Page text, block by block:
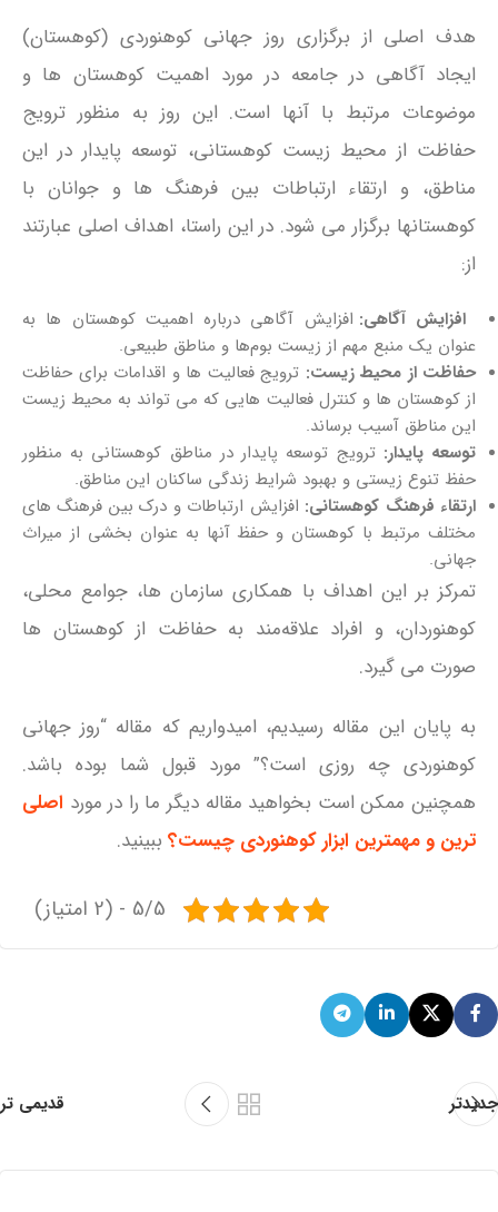
هدف اصلی از برگزاری روز جهانی کوهنوردی (کوهستان)
ایجاد آگاهی در جامعه در مورد اهمیت کوهستان‌ ها و
موضوعات مرتبط با آنها است. این روز به منظور ترویج
حفاظت از محیط زیست کوهستانی، توسعه پایدار در این
مناطق، و ارتقاء ارتباطات بین فرهنگ‌ ها و جوانان با
کوهستانها برگزار می‌ شود. در این راستا، اهداف اصلی عبارتند
از:
افزایش آگاهی: افزایش آگاهی درباره اهمیت کوهستان‌ ها به
عنوان یک منبع مهم از زیست‌ بوم‌ها و مناطق طبیعی.
حفاظت از محیط زیست: ترویج فعالیت‌ ها و اقدامات برای حفاظت
از کوهستان‌ ها و کنترل فعالیت‌ هایی که می‌ تواند به محیط زیست
این مناطق آسیب برساند.
توسعه پایدار: ترویج توسعه پایدار در مناطق کوهستانی به منظور
حفظ تنوع زیستی و بهبود شرایط زندگی ساکنان این مناطق.
ارتقاء فرهنگ کوهستانی: افزایش ارتباطات و درک بین فرهنگ‌ های
مختلف مرتبط با کوهستان و حفظ آنها به عنوان بخشی از میراث
جهانی.
تمرکز بر این اهداف با همکاری سازمان‌ ها، جوامع محلی،
کوهنوردان، و افراد علاقه‌مند به حفاظت از کوهستان‌ ها
صورت می‌ گیرد.
به پایان این مقاله رسیدیم، امیدواریم که مقاله “روز جهانی
کوهنوردی چه روزی است؟” مورد قبول شما بوده باشد.
همچنین ممکن است بخواهید مقاله دیگر ما را در مورد اصلی
ترین و مهمترین ابزار کوهنوردی چیست؟ ببینید.
5/5 - (2 امتیاز)
جدیدتر قدیمی تر